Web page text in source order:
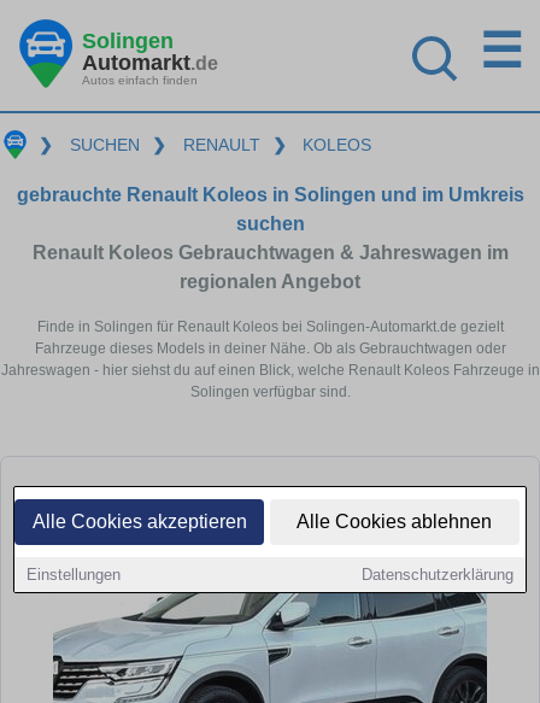
Alle Cookies akzeptieren Alle Cookies ablehnen
Einstellungen Datenschutzerklärung
Solingen
Automarkt.de
Autos einfach finden
☰
❯ SUCHEN ❯ RENAULT ❯ KOLEOS
gebrauchte Renault Koleos in Solingen und im Umkreis
suchen
Renault Koleos Gebrauchtwagen & Jahreswagen im
regionalen Angebot
Finde in Solingen für Renault Koleos bei Solingen-Automarkt.de gezielt
Fahrzeuge dieses Models in deiner Nähe. Ob als Gebrauchtwagen oder
Jahreswagen - hier siehst du auf einen Blick, welche Renault Koleos Fahrzeuge in
Solingen verfügbar sind.